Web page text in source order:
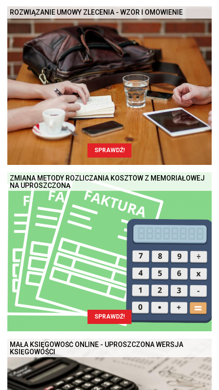
ROZWIĄZANIE UMOWY ZLECENIA - WZÓR I OMÓWIENIE
SPRAWDŹ!
ZMIANA METODY ROZLICZANIA KOSZTÓW Z MEMORIAŁOWEJ
NA UPROSZCZONĄ
SPRAWDŹ!
MAŁA KSIĘGOWOŚĆ ONLINE - UPROSZCZONA WERSJA
KSIĘGOWOŚCI